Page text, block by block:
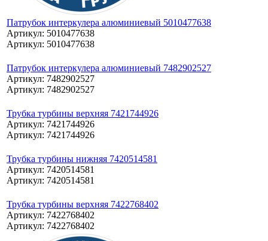
Патрубок интеркулера алюминиевый 5010477638
Артикул: 5010477638
Артикул: 5010477638
Патрубок интеркулера алюминиевый 7482902527
Артикул: 7482902527
Артикул: 7482902527
Трубка турбины верхняя 7421744926
Артикул: 7421744926
Артикул: 7421744926
Трубка турбины нижняя 7420514581
Артикул: 7420514581
Артикул: 7420514581
Трубка турбины верхняя 7422768402
Артикул: 7422768402
Артикул: 7422768402